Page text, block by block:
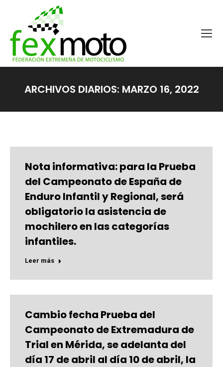
ARCHIVOS DIARIOS: MARZO 16, 2022
Nota informativa: para la Prueba
del Campeonato de España de
Enduro Infantil y Regional, será
obligatorio la asistencia de
mochilero en las categorías
infantiles.
Leer más
Cambio fecha Prueba del
Campeonato de Extremadura de
Trial en Mérida, se adelanta del
día 17 de abril al día 10 de abril, la